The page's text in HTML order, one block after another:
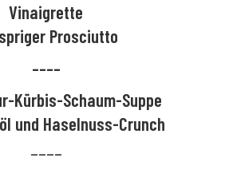
Vinaigrette
Prosciutto
––––
Kürbis-Schaum-Suppe
und Haselnuss-Crunch
––––